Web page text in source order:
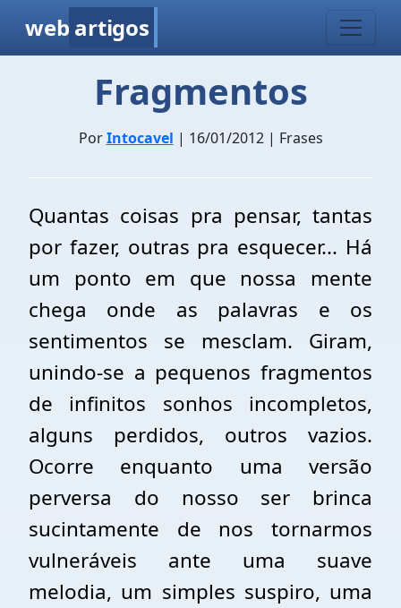
web artigos
Fragmentos
PorIntocavel | 16/01/2012 | Frases
Quantas coisas pra pensar, tantas
por fazer, outras pra esquecer... Há
um ponto em que nossa mente
chega onde as palavras e os
sentimentos se mesclam. Giram,
unindo-se a pequenos fragmentos
de infinitos sonhos incompletos,
alguns perdidos, outros vazios.
Ocorre enquanto uma versão
perversa do nosso ser brinca
sucintamente de nos tornarmos
vulneráveis ante uma suave
melodia, um simples suspiro, uma